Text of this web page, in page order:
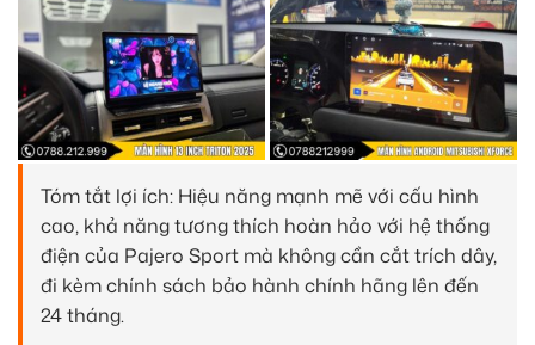
Tóm tắt lợi ích: Hiệu năng mạnh mẽ với cấu hình
cao, khả năng tương thích hoàn hảo với hệ thống
điện của Pajero Sport mà không cần cắt trích dây,
đi kèm chính sách bảo hành chính hãng lên đến
24 tháng.